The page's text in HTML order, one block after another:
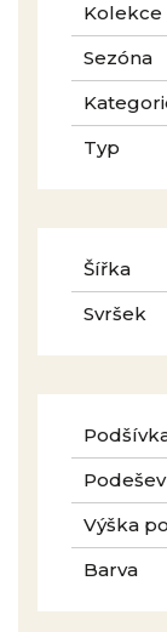
Kolekce
Sezóna
Typ
Šířka
Svršek
Podešev
Výška
Barva